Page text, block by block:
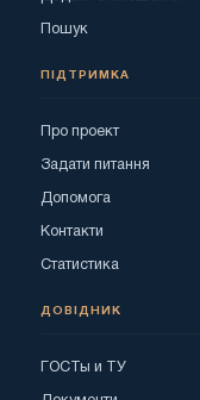
Пошук
ПІДТРИМКА
Про проект
Задати питання
Допомога
Контакти
Статистика
ДОВІДНИК
ГОСТы и ТУ